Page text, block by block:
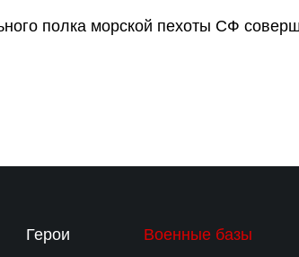
полка морской пехоты СФ
Герои Военные базы